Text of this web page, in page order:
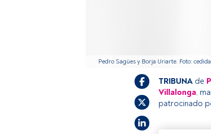
Pedro Sagües y Borja Uriarte. Foto:
TRIBUNA de
Villalonga,
patrocinado